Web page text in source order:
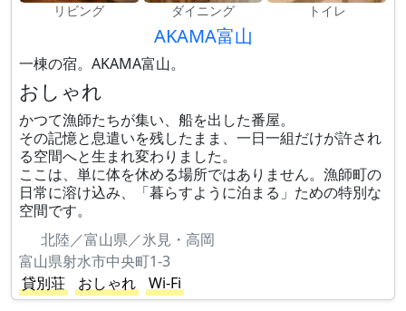
リビング ダイニング トイレ
AKAMA富山
一棟の宿。AKAMA富山。
おしゃれ
かつて漁師たちが集い、船を出した番屋。
その記憶と息遣いを残したまま、一日一組だけが許され
る空間へと生まれ変わりました。
ここは、単に体を休める場所ではありません。漁師町の
日常に溶け込み、「暮らすように泊まる」ための特別な
空間です。
北陸／富山県／氷見・高岡
富山県射水市中央町1-3
貸別荘
おしゃれ Wi-Fi